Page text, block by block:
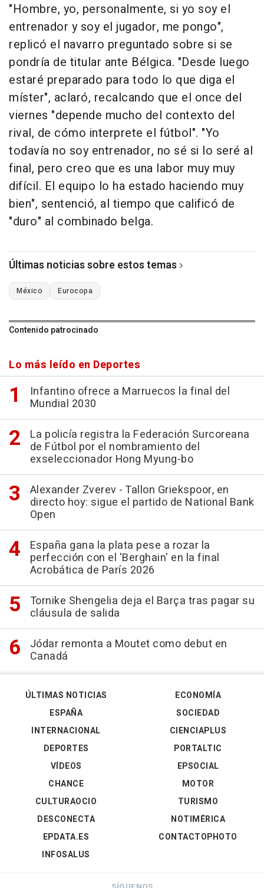
"Hombre, yo, personalmente, si yo soy el
entrenador y soy el jugador, me pongo",
replicó el navarro preguntado sobre si se
pondría de titular ante Bélgica. "Desde luego
estaré preparado para todo lo que diga el
míster", aclaró, recalcando que el once del
viernes "depende mucho del contexto del
rival, de cómo interprete el fútbol". "Yo
todavía no soy entrenador, no sé si lo seré al
final, pero creo que es una labor muy muy
difícil. El equipo lo ha estado haciendo muy
bien", sentenció, al tiempo que calificó de
"duro" al combinado belga.
Últimas noticias sobre estos temas
México Eurocopa
Contenido patrocinado
Lo más leído en Deportes
Infantino ofrece a Marruecos la final del
Mundial 2030
La policía registra la Federación Surcoreana
de Fútbol por el nombramiento del
exseleccionador Hong Myung-bo
Alexander Zverev - Tallon Griekspoor, en
directo hoy: sigue el partido de National Bank
Open
España gana la plata pese a rozar la
perfección con el 'Berghain' en la final
Acrobática de París 2026
Tornike Shengelia deja el Barça tras pagar su
cláusula de salida
Jódar remonta a Moutet como debut en
Canadá
ÚLTIMAS NOTICIAS
ESPAÑA
INTERNACIONAL
DEPORTES
VÍDEOS
ECONOMÍA
SOCIEDAD
CIENCIAPLUS
PORTALTIC
EPSOCIAL
CHANCE
CULTURAOCIO
DESCONECTA
EPDATA.ES
INFOSALUS
MOTOR
TURISMO
NOTIMÉRICA
CONTACTOPHOTO